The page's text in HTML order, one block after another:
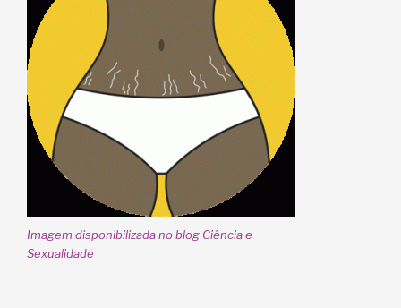
Imagem disponibilizada no blog Ciência e
Sexualidade